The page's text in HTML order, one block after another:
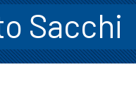
Sacchi